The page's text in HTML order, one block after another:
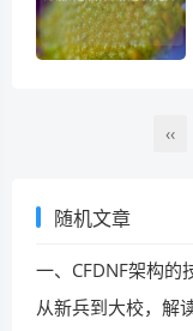
‹‹
随机文章
一、CFDNF架构的
从新兵到大校，解